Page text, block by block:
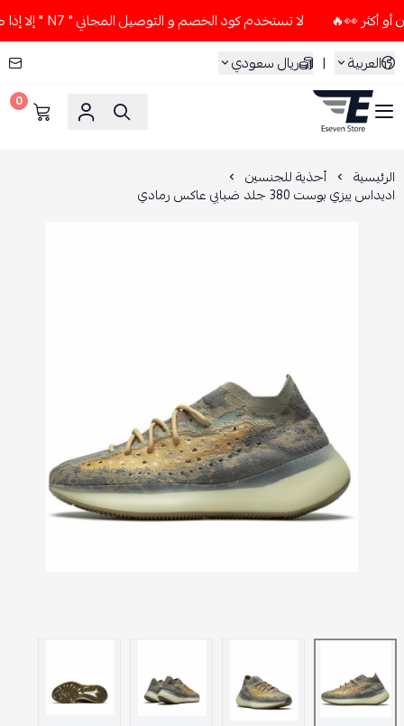
لا تستخدم كود الخصم و التوصيل المجاني " N7 " إلا إذا طلبت قطعتين أو أكثر 👀🔥
العربية
| ريال سعودي
ESEVEN STORE
0
الرئيسية أحذية للجنسين
اديداس ييزي بوست 380 جلد ضبابي عاكس رمادي